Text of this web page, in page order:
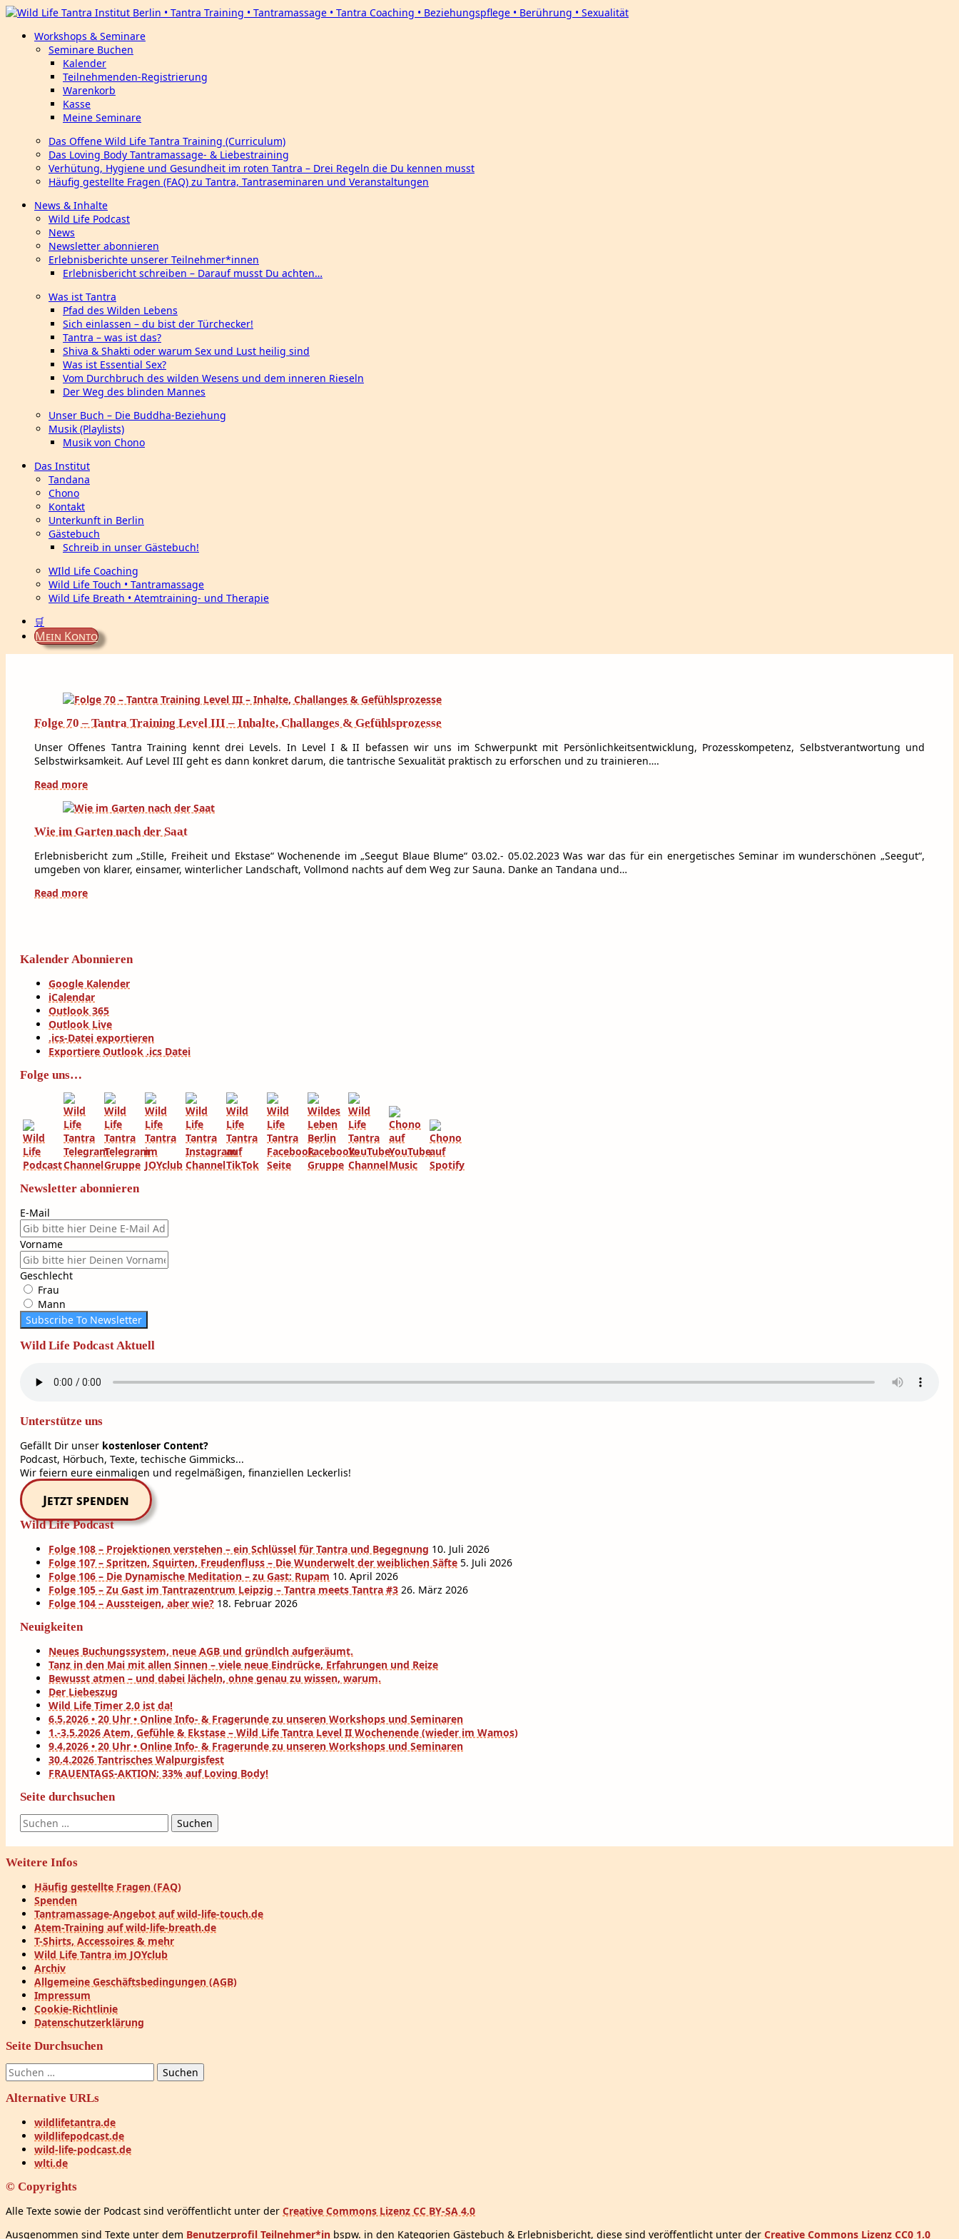
Workshops & Seminare
Seminare Buchen
Kalender
Teilnehmenden-Registrierung
Warenkorb
Kasse
Meine Seminare
Das Offene Wild Life Tantra Training (Curriculum)
Das Loving Body Tantramassage- & Liebestraining
Verhütung, Hygiene und Gesundheit im roten Tantra – Drei Regeln die Du kennen musst
Häufig gestellte Fragen (FAQ) zu Tantra, Tantraseminaren und Veranstaltungen
News & Inhalte
Wild Life Podcast
News
Newsletter abonnieren
Erlebnisberichte unserer Teilnehmer*innen
Erlebnisbericht schreiben – Darauf musst Du achten…
Was ist Tantra
Pfad des Wilden Lebens
Sich einlassen – du bist der Türchecker!
Tantra – was ist das?
Shiva & Shakti oder warum Sex und Lust heilig sind
Was ist Essential Sex?
Vom Durchbruch des wilden Wesens und dem inneren Rieseln
Der Weg des blinden Mannes
Unser Buch – Die Buddha-Beziehung
Musik (Playlists)
Musik von Chono
Das Institut
Tandana
Chono
Kontakt
Unterkunft in Berlin
Gästebuch
Schreib in unser Gästebuch!
WIld Life Coaching
Wild Life Touch • Tantramassage
Wild Life Breath • Atemtraining- und Therapie
🛒
Mein Konto
Folge 70 – Tantra Training Level III – Inhalte, Challanges & Gefühlsprozesse
Unser Offenes Tantra Training kennt drei Levels. In Level I & II befassen wir uns im Schwerpunkt mit Persönlichkeitsentwicklung, Prozesskompetenz, Selbstverantwortung und
Selbstwirksamkeit. Auf Level III geht es dann konkret darum, die tantrische Sexualität praktisch zu erforschen und zu trainieren….
Read more
Wie im Garten nach der Saat
Erlebnisbericht zum „Stille, Freiheit und Ekstase“ Wochenende im „Seegut Blaue Blume“ 03.02.- 05.02.2023 Was war das für ein energetisches Seminar im wunderschönen „Seegut“,
umgeben von klarer, einsamer, winterlicher Landschaft, Vollmond nachts auf dem Weg zur Sauna. Danke an Tandana und…
Read more
Kalender Abonnieren
Google Kalender
iCalendar
Outlook 365
Outlook Live
.ics-Datei exportieren
Exportiere Outlook .ics Datei
Folge uns…
Newsletter abonnieren
E-Mail
Vorname
Geschlecht
Frau
Mann
Subscribe To Newsletter
Wild Life Podcast Aktuell
Unterstütze uns
Gefällt Dir unser kostenloser Content?
Podcast, Hörbuch, Texte, techische Gimmicks...
Wir feiern eure einmaligen und regelmäßigen, finanziellen Leckerlis!
Jetzt spenden
Wild Life Podcast
Folge 108 – Projektionen verstehen – ein Schlüssel für Tantra und Begegnung 10. Juli 2026
Folge 107 – Spritzen, Squirten, Freudenfluss – Die Wunderwelt der weiblichen Säfte 5. Juli 2026
Folge 106 – Die Dynamische Meditation – zu Gast: Rupam 10. April 2026
Folge 105 – Zu Gast im Tantrazentrum Leipzig – Tantra meets Tantra #3 26. März 2026
Folge 104 – Aussteigen, aber wie? 18. Februar 2026
Neuigkeiten
Neues Buchungssystem, neue AGB und gründlch aufgeräumt.
Tanz in den Mai mit allen Sinnen – viele neue Eindrücke, Erfahrungen und Reize
Bewusst atmen – und dabei lächeln, ohne genau zu wissen, warum.
Der Liebeszug
Wild Life Timer 2.0 ist da!
6.5.2026 • 20 Uhr • Online Info- & Fragerunde zu unseren Workshops und Seminaren
1.-3.5.2026 Atem, Gefühle & Ekstase – Wild Life Tantra Level II Wochenende (wieder im Wamos)
9.4.2026 • 20 Uhr • Online Info- & Fragerunde zu unseren Workshops und Seminaren
30.4.2026 Tantrisches Walpurgisfest
FRAUENTAGS-AKTION: 33% auf Loving Body!
Seite durchsuchen
Suchen
nach:
Weitere Infos
Häufig gestellte Fragen (FAQ)
Spenden
Tantramassage-Angebot auf wild-life-touch.de
Atem-Training auf wild-life-breath.de
T-Shirts, Accessoires & mehr
Wild Life Tantra im JOYclub
Archiv
Allgemeine Geschäftsbedingungen (AGB)
Impressum
Cookie-Richtlinie
Datenschutzerklärung
Seite Durchsuchen
Suchen
nach:
Alternative URLs
wildlifetantra.de
wildlifepodcast.de
wild-life-podcast.de
wlti.de
© Copyrights
Alle Texte sowie der Podcast sind veröffentlicht unter der Creative Commons Lizenz CC BY-SA 4.0
Ausgenommen sind Texte unter dem Benutzerprofil Teilnehmer*in bspw. in den Kategorien Gästebuch & Erlebnisbericht, diese sind veröffentlicht unter der Creative Commons Lizenz CC0 1.0